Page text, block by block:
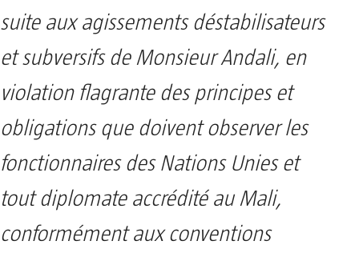
suite aux agissements déstabilisateurs
et subversifs de Monsieur Andali, en
violation flagrante des principes et
obligations que doivent observer les
fonctionnaires des Nations Unies et
tout diplomate accrédité au Mali,
conformément aux conventions